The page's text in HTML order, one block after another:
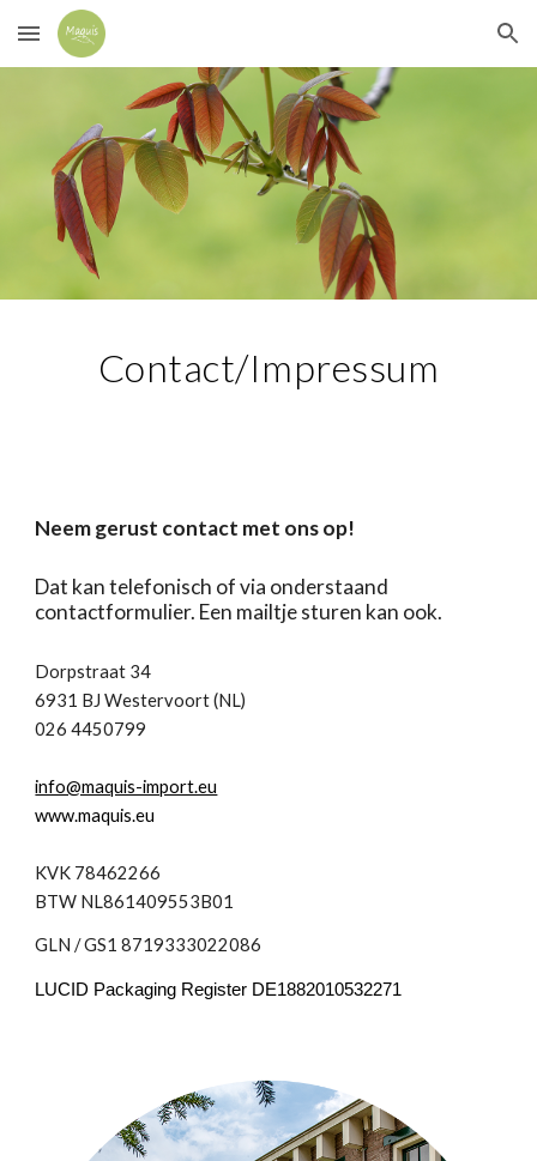
Skip to main content Skip to navigation
Contact/Impressum
Neem gerust contact met ons op!
Dat kan telefonisch of via onderstaand
contactformulier. Een mailtje sturen kan ook.
Dorpstraat 34
6931 BJ Westervoort (NL)
026 4450799
info@maquis-import.eu
www.maquis.eu
KVK 78462266
BTW NL861409553B01
GLN / GS1 8719333022086
LUCID Packaging Register DE1882010532271